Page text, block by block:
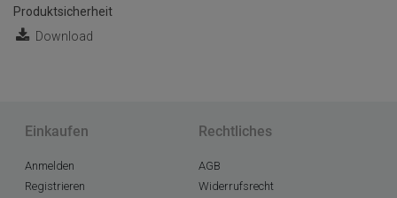
Produktsicherheit
Download
Einkaufen
Anmelden
Registrieren
Rechtliches
AGB
Widerrufsrecht